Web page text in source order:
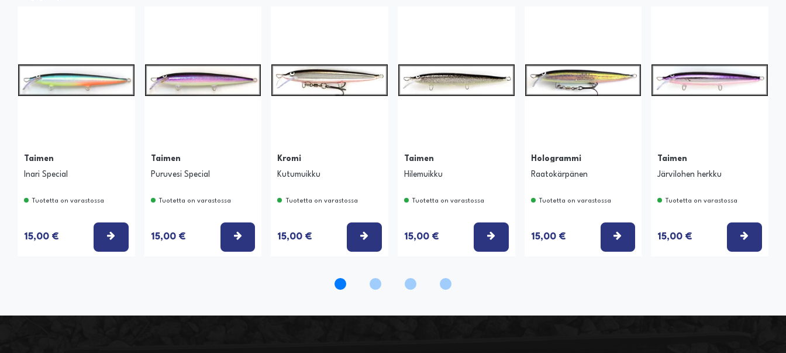
Taimen
Inari Special
Tuotetta on varastossa
15,00 € VALITSE VAIHTOEHTO
Taimen
Puruvesi Special
Tuotetta on varastossa
15,00 € VALITSE VAIHTOEHTO
Kromi
Kutumuikku
Tuotetta on varastossa
15,00 € VALITSE VAIHTOEHTO
Taimen
Hilemuikku
Tuotetta on varastossa
15,00 € VALITSE VAIHTOEHTO
Hologrammi
Raatokärpänen
Tuotetta on varastossa
15,00 € VALITSE VAIHTOEHTO
Taimen
Järvilohen herkku
Tuotetta on varastossa
15,00 €